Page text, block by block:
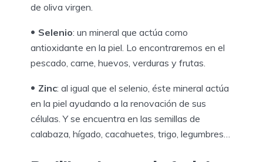
de oliva virgen.
Selenio: un mineral que actúa como
antioxidante en la piel. Lo encontraremos en el
pescado, carne, huevos, verduras y frutas.
Zinc: al igual que el selenio, éste mineral actúa
en la piel ayudando a la renovación de sus
células. Y se encuentra en las semillas de
calabaza, hígado, cacahuetes, trigo, legumbres…